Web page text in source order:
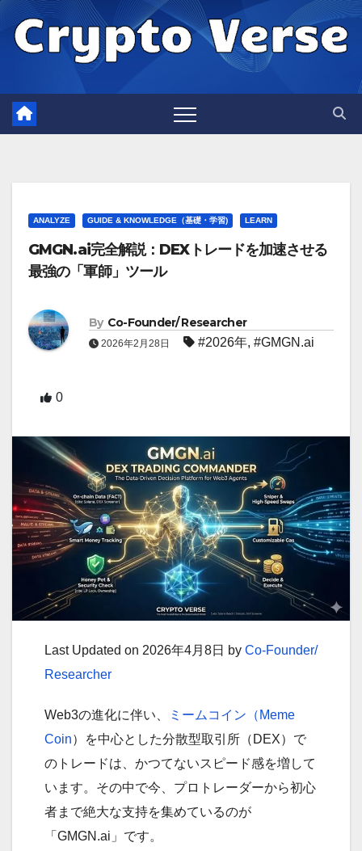
Skip
ANALYZE GUIDE & KNOWLEDGE（基礎・学習) LEARN
GMGN.ai完全解説：DEXトレードを加速させる
最強の「軍師」ツール
By Co-Founder/ Researcher
2026年2月28日 #2026年, #GMGN.ai
0
Last Updated on 2026年4月8日 by Co-Founder/
Researcher
Web3の進化に伴い、
ミームコイン（Meme
Coin）を中心とした分散型取引所（DEX）で
のトレードは、かつてないスピード感を増して
います。その中で今、プロトレーダーから初心
者まで絶大な支持を集めているのが
「GMGN.ai」です。